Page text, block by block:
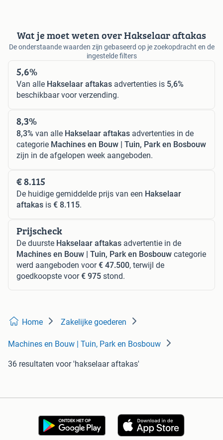
Wat je moet weten over Hakselaar aftakas
De onderstaande waarden zijn gebaseerd op je zoekopdracht en de
ingestelde filters
5,6%
Van alle Hakselaar aftakas advertenties is 5,6%
beschikbaar voor verzending.
8,3%
8,3% van alle Hakselaar aftakas advertenties in de
categorie Machines en Bouw | Tuin, Park en Bosbouw
zijn in de afgelopen week aangeboden.
€ 8.115
De huidige gemiddelde prijs van een Hakselaar
aftakas is € 8.115.
Prijscheck
De duurste Hakselaar aftakas advertentie in de
Machines en Bouw | Tuin, Park en Bosbouw categorie
werd aangeboden voor€ 47.500, terwijl de
goedkoopste voor€ 975 stond.
Home Zakelijke goederen
Machines en Bouw | Tuin, Park en Bosbouw
36 resultaten voor 'hakselaar aftakas'